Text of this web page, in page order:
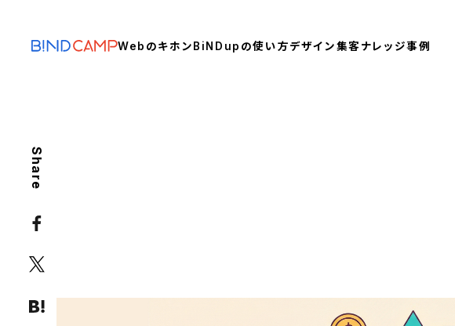
Webのキホン BiNDupの使い方デザイン集客ナレッジ事例
Share